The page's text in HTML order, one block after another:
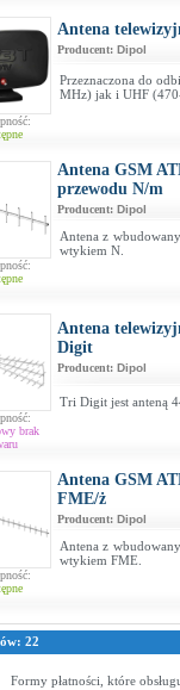
Antena
Producent: Dipol
Przeznaczona do
MHz) jak i UHF
Antena GSM
przewodu N/m
Producent: Dipol
Antena z
wtykiem N.
brak
Antena
Digit
Producent: Dipol
Tri Digit jest anteną
Antena GSM
FME/ż
Producent: Dipol
Antena z
wtykiem FME.
22
Formy płatności, które